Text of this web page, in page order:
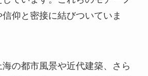
仰と密接に結びついていま
の都市風景や近代建築、さら